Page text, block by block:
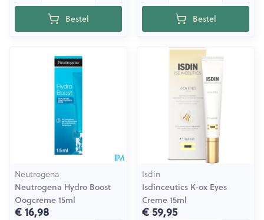
Bestel Bestel
Neutrogena
Neutrogena Hydro Boost
Oogcreme 15ml
€ 16,98
Isdin
Isdinceutics K-ox Eyes
Creme 15ml
€ 59,95